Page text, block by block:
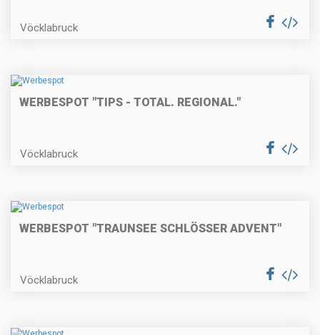
Vöcklabruck
WERBESPOT "TIPS - TOTAL. REGIONAL."
Vöcklabruck
WERBESPOT "TRAUNSEE SCHLÖSSER ADVENT"
Vöcklabruck